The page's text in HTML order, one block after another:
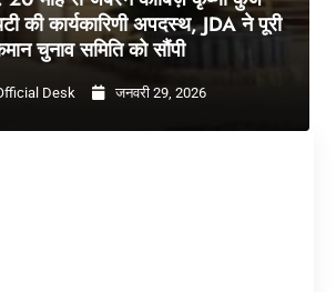
की कार्यकारिणी अपदस्थ, JDA ने पूरी
चुनाव समिति को सौंपी
Desk जनवरी 29, 2026